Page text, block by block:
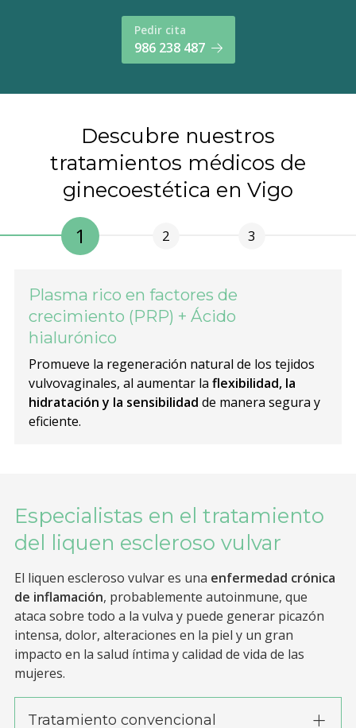
Pedir cita
986 238 487
Descubre nuestros
tratamientos médicos de
ginecoestética en Vigo
1 2 3
rico en factores de
(PRP) + Ácido
la regeneración natural de los tejidos
al aumentar laflexibilidad, la
y la sensibilidad de manera segura y
recuperar
Especialistas en el tratamiento
del liquen escleroso vulvar
de inflamación, probablemente autoinmune, que
ataca sobre todo a la vulva y puede generar picazón
intensa, dolor, alteraciones en la piel y un gran
impacto en la salud íntima y calidad de vida de las
mujeres.